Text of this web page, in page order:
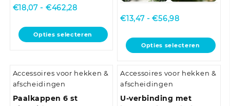
€18,07 - €462,28Prijsklasse:
tot
€462,28
Opties selecteren
Dit
product
variaties.
Deze
optie
€13,47 - €56,98Prijsklasse:
tot
Opties selecteren
Dit
product
meerdere
variaties.
Deze
Accessoires voor hekken &
afscheidingen
Paalkappen 6 st
Accessoires voor hekken &
afscheidingen
U-verbinding met